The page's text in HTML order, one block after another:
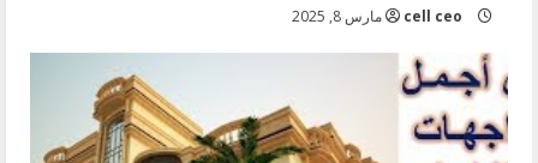
cell ceo مارس 8, 2025